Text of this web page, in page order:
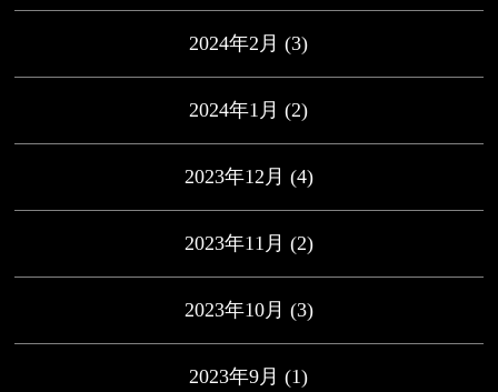
2024年2月 (3)
2024年1月 (2)
2023年12月 (4)
2023年11月 (2)
2023年10月 (3)
2023年9月 (1)